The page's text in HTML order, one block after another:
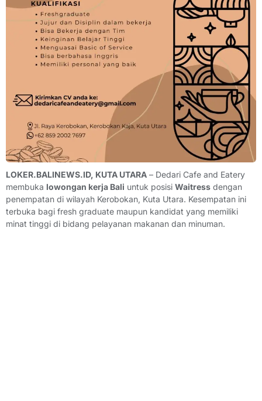
LOKER.BALINEWS.ID, KUTA UTARA – Dedari Cafe and Eatery
membuka lowongan kerja Bali untuk posisi Waitress dengan
penempatan di wilayah Kerobokan, Kuta Utara. Kesempatan ini
terbuka bagi fresh graduate maupun kandidat yang memiliki
minat tinggi di bidang pelayanan makanan dan minuman.